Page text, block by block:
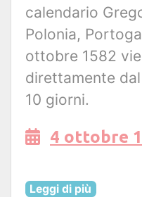
calendario
Polonia,
ottobre 1582
direttamente
10 giorni.
4 ottobre
Leggi di più